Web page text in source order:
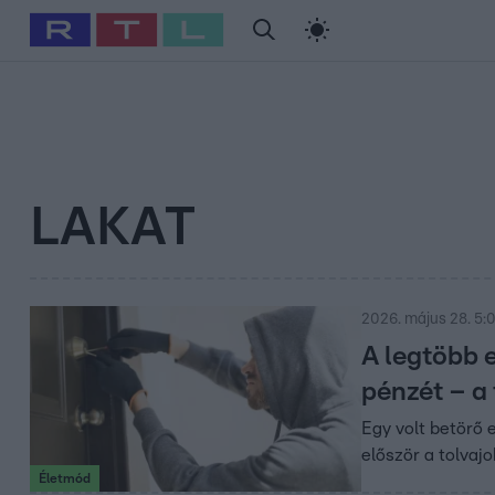
Babits Marcella Szellő István Most Wanted
LAKAT
Életmód
2026. május 28.
A legtöbb
pénzét –
Egy volt betörő
először a